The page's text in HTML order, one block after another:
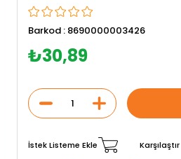
Barkod : 8690000003426
₺30,89
İstek Listeme Ekle Karşılaştır